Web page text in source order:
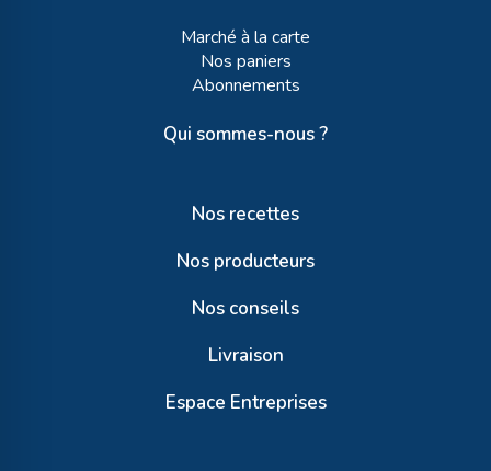
Marché à la carte
Nos paniers
Abonnements
Qui sommes-nous ?
Nos recettes
Nos producteurs
Nos conseils
Livraison
Espace Entreprises